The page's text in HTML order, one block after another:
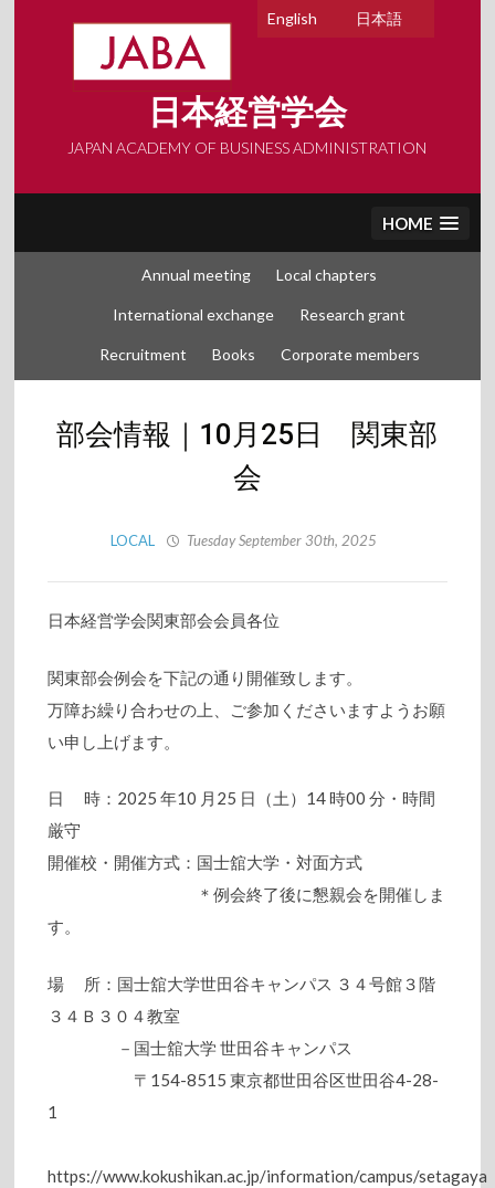
日本語
English
日本経営学会
JAPAN ACADEMY OF BUSINESS ADMINISTRATION
HOME
Annual meeting Local chapters
International exchange Research grant
Recruitment Books Corporate members
部会情報｜10⽉25⽇ 関東部
会
LOCAL Tuesday September 30th, 2025
日本経営学会関東部会会員各位
関東部会例会を下記の通り開催致します。
万障お繰り合わせの上、ご参加くださいますようお願
い申し上げます。
日 時：2025 年10 月25 日（土）14 時00 分・時間
厳守
開催校・開催方式：国士舘大学・対面方式
＊例会終了後に懇親会を開催しま
す。
場 所：国士舘大学世田谷キャンパス ３４号館３階
３４Ｂ３０４教室
－国士舘大学 世田谷キャンパス
〒154-8515 東京都世田谷区世田谷4-28-
1
https://www.kokushikan.ac.jp/information/campus/setagaya